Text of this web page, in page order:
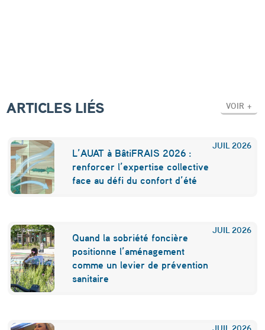
S
e
u
r
,
s
y
m
ARTICLES LIÉS VOIR +
JUIL 2026
L’AUAT à BâtiFRAIS 2026 :
renforcer l’expertise collective
face au défi du confort d’été
JUIL 2026
Quand la sobriété foncière
positionne l’aménagement
comme un levier de prévention
sanitaire
JUIL 2026